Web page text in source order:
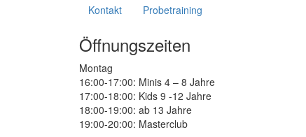
Kontakt
Probetraining
Öffnungszeiten
Montag
16:00-17:00: Minis 4 – 8 Jahre
17:00-18:00: Kids 9 -12 Jahre
18:00-19:00: ab 13 Jahre
19:00-20:00: Masterclub